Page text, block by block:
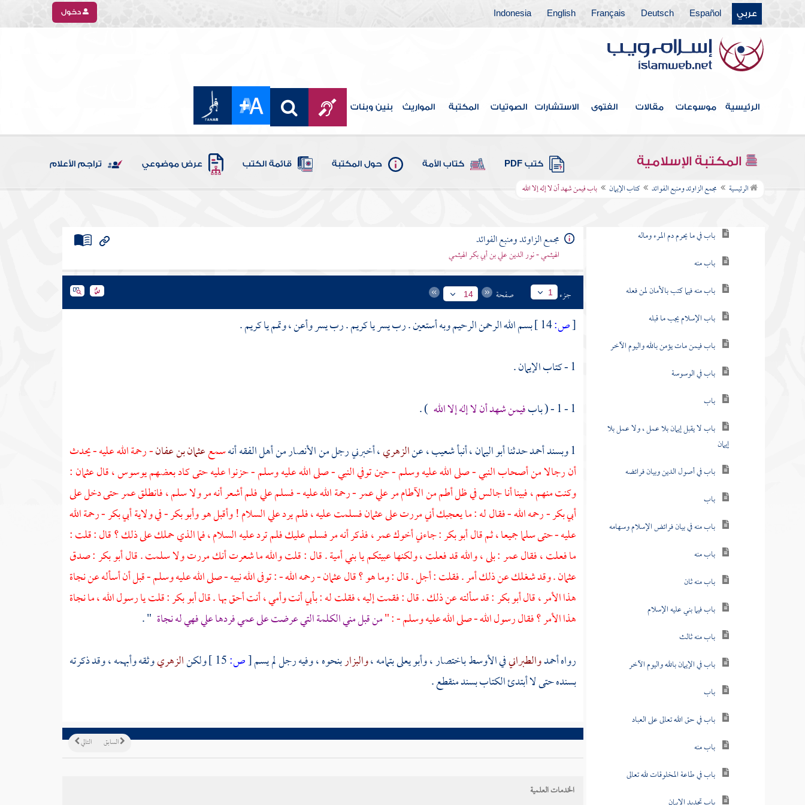
عربي Español
Deutsch
Français
English
Indonesia دخول
الرئيسية موسوعات مقالات الفتوى الاستشارات الصوتيات المكتبة المواريث بنين وبنات
المكتبة الإسلامية كتب PDF كتاب الأمة حول المكتبة قائمة الكتب عرض موضوعي تراجم الأعلام
الرئيسية مجمع الزاوئد ومنبع الفوائد كتاب الإيمان باب فيمن شهد أن لا إله إلا الله
فهرس الكتاب
خطبة الكتاب
كتاب الإيمان
باب في ما يحرم دم المرء وماله
باب منه
باب منه فيما كتب بالأمان لمن فعله
باب الإسلام يجب ما قبله
باب فيمن مات يؤمن بالله واليوم الآخر
باب في الوسوسة
باب
باب لا يقبل إيمان بلا عمل ، ولا عمل بلا
إيمان
باب في أصول الدين وبيان فرائضه
باب
باب منه في بيان فرائض الإسلام وسهامه
باب منه
باب منه ثان
باب فيما بني عليه الإسلام
باب منه ثالث
باب في الإيمان بالله واليوم الآخر
باب
باب في حق الله تعالى على العباد
باب منه
باب في طاعة المخلوقات لله تعالى
مجمع الزاوئد ومنبع الفوائد
الهيثمي - نور الدين علي بن أبي بكر الهيثمي
جزء 1 صفحة 14
[ص:
بسم الله الرحمن الرحيم وبه أستعين . رب يسر يا كريم . رب يسر وأعن ، وتمم يا كريم .
1 - كتاب الإيمان .
1 - 1 - ( باب
فيمن شهد أن لا إله إلا الله ) .
1 وبسند
أحمدحدثناأبو اليمان، أنبأشعيب، عنالزهري، أخبرني رجل منالأنصارمن أهل الفقه أنهسمععثمان بن عفان- رحمة الله عليه - يحدث
أن رجالا من أصحاب النبي - صلى الله عليه وسلم - حين توفي النبي - صلى الله عليه وسلم - حزنوا عليه حتى كاد بعضهم يوسوس ، قالعثمان :
وكنت منهم ، فبينا أنا جالس في ظل أطم من الآطام مر عليعمر- رحمة الله عليه - فسلم علي فلم أشعر أنه مر ولا سلم ، فانطلقعمرحتى دخل على
أبي بكر- رحمه الله - فقال له : ما يعجبك أني مررت علىعثمانفسلمت عليه ، فلم يرد علي السلام ! وأقبل هووأبو بكر- في ولايةأبي بكر- رحمة الله
عليه - حتى سلما جميعا ، ثم قالأبو بكر: جاءني أخوكعمر، فذكر أنه مر فسلم عليك فلم ترد عليه السلام ، فما الذي حملك على ذلك ؟ قال : قلت :
ما فعلت ، فقالعمر: بلى ، والله قد فعلت ، ولكنها عبيتكم يابني أمية. قال : قلت والله ما شعرت أنك مررت ولا سلمت . قالأبو بكر: صدق
عثمان. وقد شغلك عن ذلك أمر . فقلت : أجل . قال : وما هو ؟ قالعثمان- رحمه الله - : توفى الله نبيه - صلى الله عليه وسلم - قبل أن أسأله عن نجاة
هذا الأمر ، قالأبو بكر: قد سألته عن ذلك . قال : فقمت إليه ، فقلت له : بأبي أنت وأمي ، أنت أحق بها . قالأبو بكر: قلت يا رسول الله ، ما نجاة
هذا الأمر ؟ فقال رسول الله - صلى الله عليه وسلم - : "من قبل مني الكلمة التي عرضت على عمي فردها علي فهي له نجاة " .
رواهأحمدوالطبرانيفي الأوسط باختصار ،وأبو يعلىبتمامه ،والبزاربنحوه ، وفيه رجل لم يسم[ص: ولكنالزهريوثقه وأبهمه ، وقد ذكرته
بسنده حتى لا أبتدئ الكتاب بسند منقطع .
التالي السابق
الخدمات العلمية